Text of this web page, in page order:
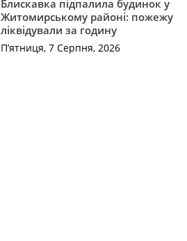
Блискавка підпалила будинок у
Житомирському районі: пожежу
ліквідували за годину
П’ятниця, 7 Серпня, 2026